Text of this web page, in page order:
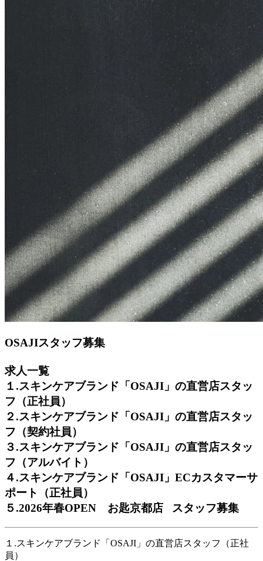
OSAJIスタッフ募集
求人一覧
１.スキンケアブランド「OSAJI」の直営店スタッ
フ（正社員）
２.スキンケアブランド「OSAJI」の直営店スタッ
フ（契約社員）
３.スキンケアブランド「OSAJI」の直営店スタッ
フ（アルバイト）
４.スキンケアブランド「OSAJI」ECカスタマーサ
ポート（正社員）
５.2026年春OPEN お匙京都店 スタッフ募集
１.スキンケアブランド「OSAJI」の直営店スタッフ（正社
員）